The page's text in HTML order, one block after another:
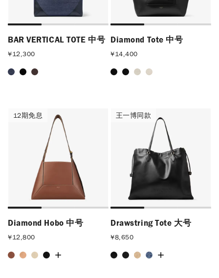
BAR VERTICAL TOTE 中号
¥12,300
Diamond Tote 中号
¥14,400
12期免息 12期免息
Diamond Hobo 中号
¥12,800
王一博同款 王一博同款
Drawstring Tote 大号
¥8,650